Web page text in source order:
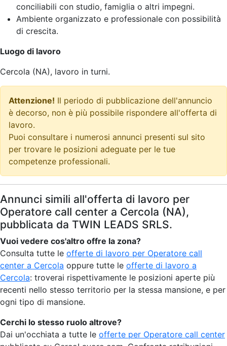
conciliabili con studio, famiglia o altri impegni.
Ambiente organizzato e professionale con possibilità
di crescita.
Luogo di lavoro
Cercola (NA), lavoro in turni.
Attenzione! Il periodo di pubblicazione dell'annuncio
è decorso, non è più possibile rispondere all'offerta di
lavoro.
Puoi consultare i numerosi annunci presenti sul sito
per trovare le posizioni adeguate per le tue
competenze professionali.
Annunci simili all'offerta di lavoro per
Operatore call center a Cercola (NA),
pubblicata da TWIN LEADS SRLS.
Vuoi vedere cos'altro offre la zona?
Consulta tutte le offerte di lavoro per Operatore call
center a Cercola oppure tutte le offerte di lavoro a
Cercola: troverai rispettivamente le posizioni aperte più
recenti nello stesso territorio per la stessa mansione, e per
ogni tipo di mansione.
Cerchi lo stesso ruolo altrove?
Dai un'occhiata a tutte le offerte per Operatore call center